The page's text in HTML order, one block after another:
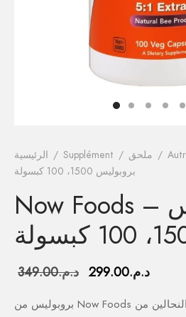
الرئيسية / Supplément / ملحق /
بروبوليس 1500، 100 كبسولة
Now Foods – بروبوليس
كبسولة
د.م.349.00
السعر
د.م.349.00.
د.م.299.00
بروبوليس من Now Foods الذي يتم جمعه من قبل النحالين من